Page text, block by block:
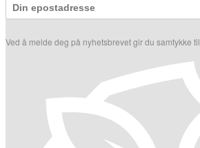
Ved å melde deg på nyhetsbrevet gir du samtykke